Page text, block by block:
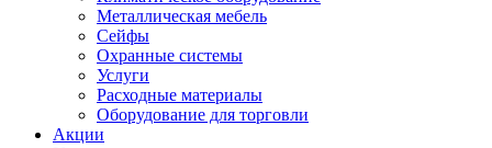
Металлическая мебель
Сейфы
Охранные системы
Услуги
Расходные материалы
Оборудование для торговли
Акции